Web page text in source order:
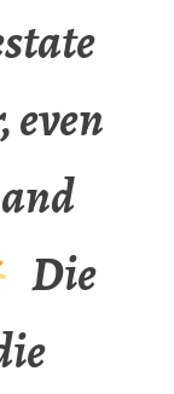
even
Die